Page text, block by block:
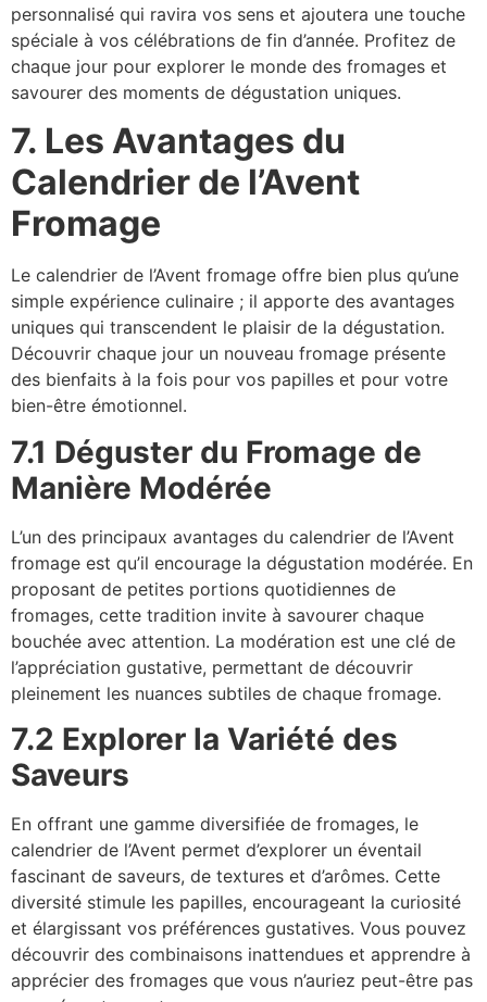
personnalisé qui ravira vos sens et ajoutera une touche
spéciale à vos célébrations de fin d’année. Profitez de
chaque jour pour explorer le monde des fromages et
savourer des moments de dégustation uniques.
7. Les Avantages du
Calendrier de l’Avent
Fromage
Le calendrier de l’Avent fromage offre bien plus qu’une
simple expérience culinaire ; il apporte des avantages
uniques qui transcendent le plaisir de la dégustation.
Découvrir chaque jour un nouveau fromage présente
des bienfaits à la fois pour vos papilles et pour votre
bien-être émotionnel.
7.1 Déguster du Fromage de
Manière Modérée
L’un des principaux avantages du calendrier de l’Avent
fromage est qu’il encourage la dégustation modérée. En
proposant de petites portions quotidiennes de
fromages, cette tradition invite à savourer chaque
bouchée avec attention. La modération est une clé de
l’appréciation gustative, permettant de découvrir
pleinement les nuances subtiles de chaque fromage.
7.2 Explorer la Variété des
Saveurs
En offrant une gamme diversifiée de fromages, le
calendrier de l’Avent permet d’explorer un éventail
fascinant de saveurs, de textures et d’arômes. Cette
diversité stimule les papilles, encourageant la curiosité
et élargissant vos préférences gustatives. Vous pouvez
découvrir des combinaisons inattendues et apprendre à
apprécier des fromages que vous n’auriez peut-être pas